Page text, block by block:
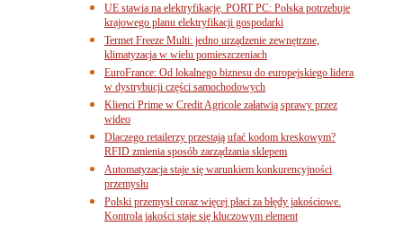
UE stawia na elektryfikację. PORT PC: Polska potrzebuje
krajowego planu elektryfikacji gospodarki
Termet Freeze Multi: jedno urządzenie zewnętrzne,
klimatyzacja w wielu pomieszczeniach
EuroFrance: Od lokalnego biznesu do europejskiego lidera
w dystrybucji części samochodowych
Klienci Prime w Credit Agricole załatwią sprawy przez
wideo
Dlaczego retailerzy przestają ufać kodom kreskowym?
RFID zmienia sposób zarządzania sklepem
Automatyzacja staje się warunkiem konkurencyjności
przemysłu
Polski przemysł coraz więcej płaci za błędy jakościowe.
Kontrola jakości staje się kluczowym element